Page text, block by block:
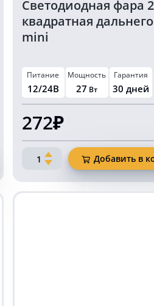
Светодиодная фара
квадратная
mini
Питание
12/24В
Мощность
27 Вт
Гарантия
30 дней
272₽
Количество
Светодиодная
фара
Добавить в